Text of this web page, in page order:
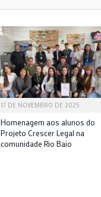
17 DE NOVEMBRO DE 2025
Homenagem aos alunos do
Projeto Crescer Legal na
comunidade Rio Baio